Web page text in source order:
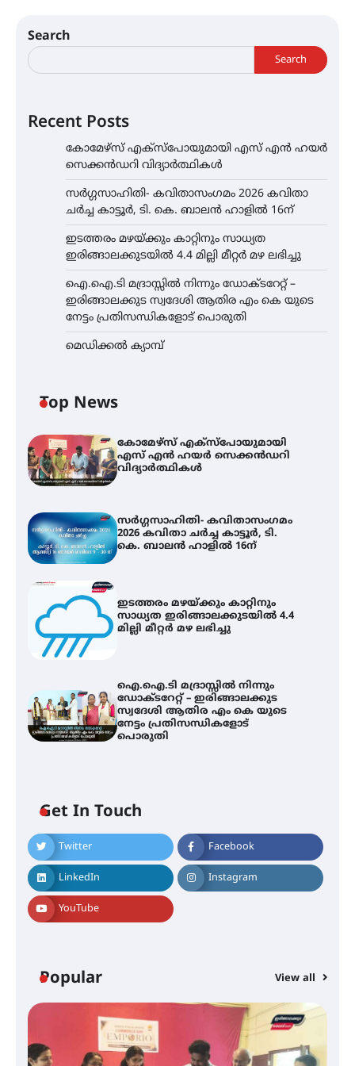
Search
Search
Recent Posts
കോമേഴ്സ് എക്സ്പോയുമായി എസ് എൻ ഹയർ
സെക്കൻഡറി വിദ്യാർത്ഥികൾ
സർഗ്ഗസാഹിതി- കവിതാസംഗമം 2026 കവിതാ
ചർച്ച കാട്ടൂർ, ടി. കെ. ബാലൻ ഹാളിൽ 16ന്
ഇടത്തരം മഴയ്ക്കും കാറ്റിനും സാധ്യത
ഇരിങ്ങാലക്കുടയിൽ 4.4 മില്ലി മീറ്റർ മഴ ലഭിച്ചു
ഐ.ഐ.ടി മദ്രാസ്സിൽ നിന്നും ഡോക്ടറേറ്റ് –
ഇരിങ്ങാലക്കുട സ്വദേശി ആതിര എം കെ യുടെ
നേട്ടം പ്രതിസന്ധികളോട് പൊരുതി
മെഡിക്കൽ ക്യാമ്പ്
Top News
കോമേഴ്സ് എക്സ്പോയുമായി
എസ് എൻ ഹയർ സെക്കൻഡറി
വിദ്യാർത്ഥികൾ
സർഗ്ഗസാഹിതി- കവിതാസംഗമം
2026 കവിതാ ചർച്ച കാട്ടൂർ, ടി.
കെ. ബാലൻ ഹാളിൽ 16ന്
ഇടത്തരം മഴയ്ക്കും കാറ്റിനും
സാധ്യത ഇരിങ്ങാലക്കുടയിൽ 4.4
മില്ലി മീറ്റർ മഴ ലഭിച്ചു
ഐ.ഐ.ടി മദ്രാസ്സിൽ നിന്നും
ഡോക്ടറേറ്റ് – ഇരിങ്ങാലക്കുട
സ്വദേശി ആതിര എം കെ യുടെ
നേട്ടം പ്രതിസന്ധികളോട്
പൊരുതി
Get In Touch
Twitter Facebook
LinkedIn Instagram
YouTube
Popular View all
ഇടത്തരം മഴയ്ക്കും കാറ്റിനും
സാധ്യത ഇരിങ്ങാലക്കുടയിൽ 4.4
മില്ലി മീറ്റർ മഴ ലഭിച്ചു
നേട്ടം പ്രതിസന്ധികളോട് പൊരുതി
മെഡിക്കൽ ക്യാമ്പ്